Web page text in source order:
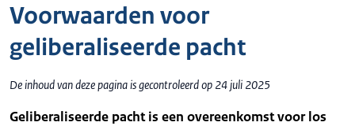
Voorwaarden voor
geliberaliseerde pacht
De inhoud van deze pagina is gecontroleerd op 24 juli 2025
Geliberaliseerde pacht is een overeenkomst voor los